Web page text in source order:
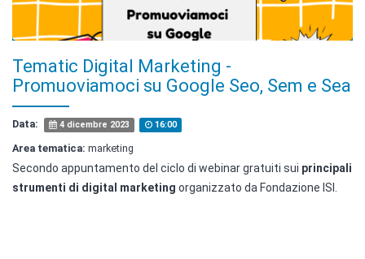
Tematic Digital Marketing -
Promuoviamoci su Google Seo, Sem e Sea
Data: 4 dicembre 2023 16:00
Area tematica: marketing
Secondo appuntamento del ciclo di webinar gratuiti sui principali
strumenti di digital marketing organizzato da Fondazione ISI.